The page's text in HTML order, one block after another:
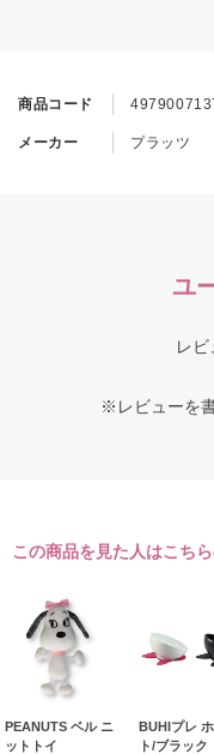
商品コード
メーカー プラッツ
ユ
レビ
※レビューを
この商品を見た人はこち
PEANUTS ベル ニ
ットトイ
BUHIプレ
ト/ブラック